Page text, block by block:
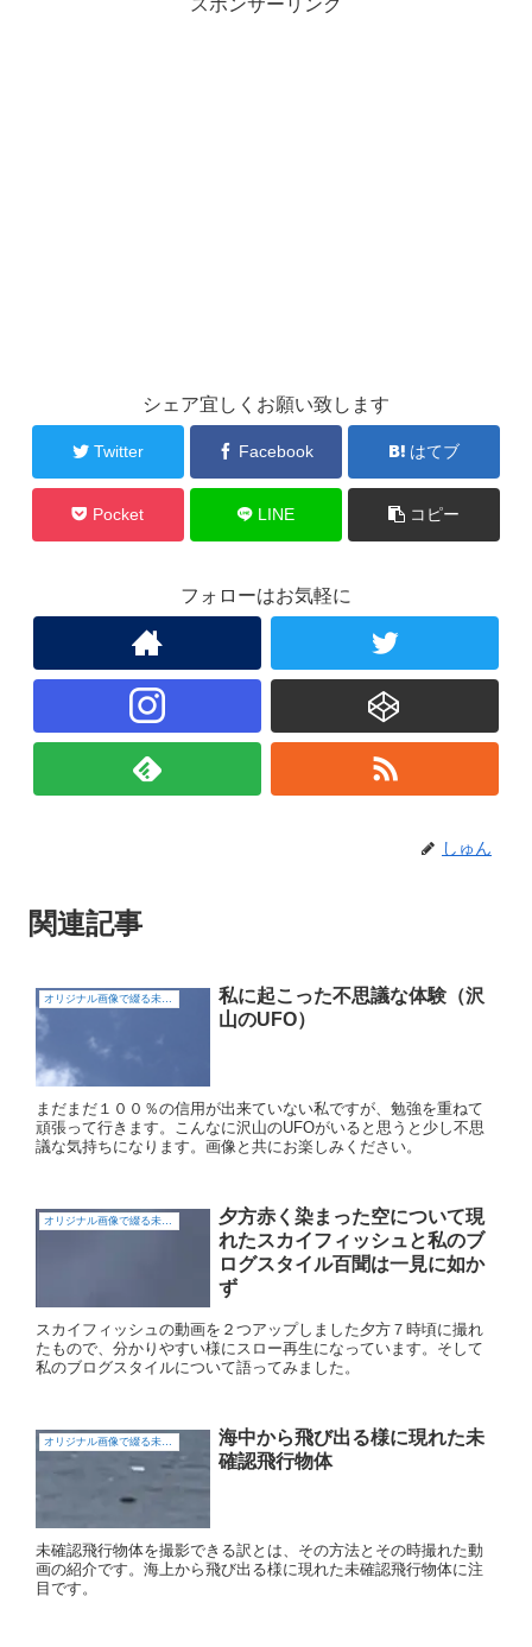
スポンサーリンク
シェア宜しくお願い致します
Twitter Facebook はてブ
Pocket LINE コピー
フォローはお気軽に
しゅん
関連記事
オリジナル画像で綴る未確認飛行物体（UFO)
私に起こった不思議な体験（沢
山のUFO）
まだまだ１００％の信用が出来ていない私ですが、勉強を重ねて
頑張って行きます。こんなに沢山のUFOがいると思うと少し不思
議な気持ちになります。画像と共にお楽しみください。
オリジナル画像で綴る未確認飛行物体（UFO)
夕方赤く染まった空について現
れたスカイフィッシュと私のブ
ログスタイル百聞は一見に如か
ず
スカイフィッシュの動画を２つアップしました夕方７時頃に撮れ
たもので、分かりやすい様にスロー再生になっています。そして
私のブログスタイルについて語ってみました。
オリジナル画像で綴る未確認飛行物体（UFO)
海中から飛び出る様に現れた未
確認飛行物体
未確認飛行物体を撮影できる訳とは、その方法とその時撮れた動
画の紹介です。海上から飛び出る様に現れた未確認飛行物体に注
目です。